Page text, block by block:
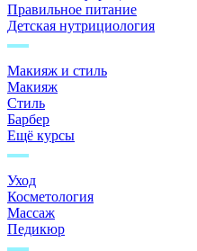
Правильное питание
Детская нутрициология
Макияж и стиль
Макияж
Стиль
Барбер
Ещё курсы
Уход
Косметология
Массаж
Педикюр